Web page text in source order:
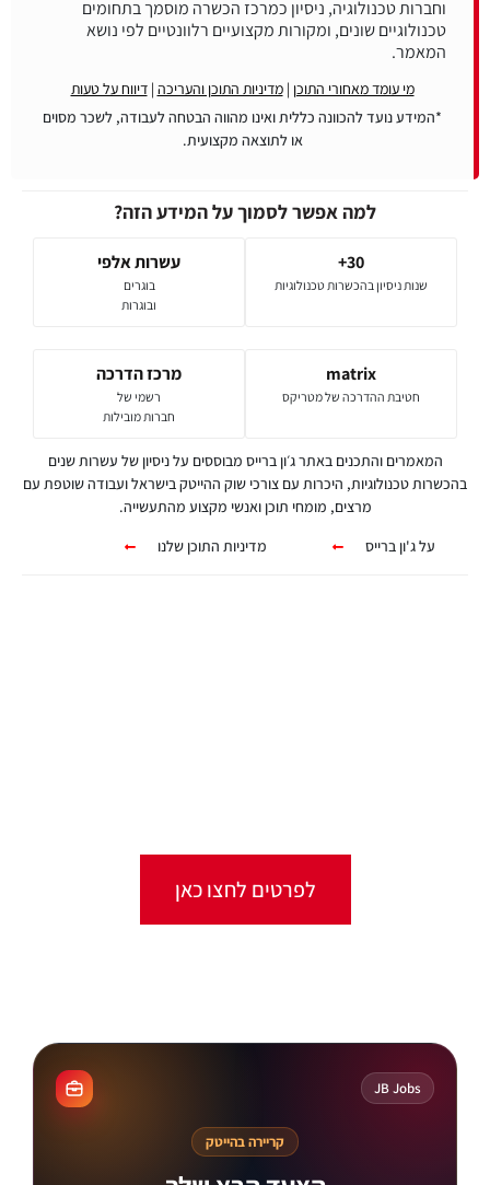
וחברות טכנולוגיה, ניסיון כמרכז הכשרה מוסמך בתחומים
טכנולוגיים שונים, ומקורות מקצועיים רלוונטיים לפי נושא
המאמר.
מי עומד מאחורי התוכן |מדיניות התוכן והעריכה |דיווח על טעות
*המידע נועד להכוונה כללית ואינו מהווה הבטחה לעבודה, לשכר מסוים
או לתוצאה מקצועית.
למה אפשר לסמוך על המידע הזה?
30+
שנות ניסיון בהכשרות טכנולוגיות
עשרות אלפי
בוגרים
ובוגרות
matrix
חטיבת ההדרכה של מטריקס
מרכז הדרכה
רשמי של
חברות מובילות
המאמרים והתכנים באתר ג׳ון ברייס מבוססים על ניסיון של עשרות שנים
בהכשרות טכנולוגיות, היכרות עם צורכי שוק ההייטק בישראל ועבודה שוטפת עם
מרצים, מומחי תוכן ואנשי מקצוע מהתעשייה.
על ג'ון ברייס
מדיניות התוכן שלנו
לפרטים לחצו כאן
קורסים מקוונים
JB Jobs
קריירה בהייטק